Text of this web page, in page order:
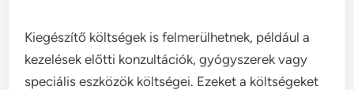
Kiegészítő költségek is felmerülhetnek, például a
kezelések előtti konzultációk, gyógyszerek vagy
speciális eszközök költségei. Ezeket a költségeket